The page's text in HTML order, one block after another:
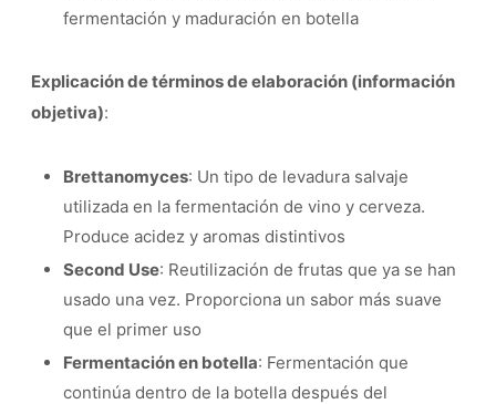
fermentación y maduración en botella
Explicación de términos de elaboración (información
objetiva):
Brettanomyces: Un tipo de levadura salvaje
utilizada en la fermentación de vino y cerveza.
Produce acidez y aromas distintivos
Second Use: Reutilización de frutas que ya se han
usado una vez. Proporciona un sabor más suave
que el primer uso
Fermentación en botella: Fermentación que
continúa dentro de la botella después del